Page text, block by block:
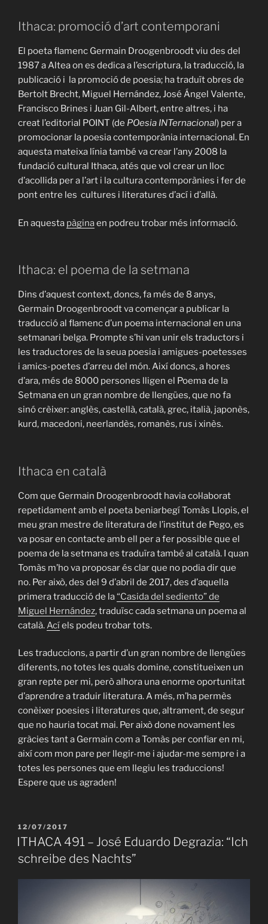
Ithaca: promoció d’art contemporani
El poeta flamenc Germain Droogenbroodt viu des del
1987 a Altea on es dedica a l’escriptura, la traducció, la
publicació i la promoció de poesia; ha traduït obres de
Bertolt Brecht, Miguel Hernández, José Ángel Valente,
Francisco Brines i Juan Gil-Albert, entre altres, i ha
creat l’editorial POINT (de POesia INTernacional) per a
promocionar la poesia contemporània internacional. En
aquesta mateixa línia també va crear l’any 2008 la
fundació cultural Ithaca, atés que vol crear un lloc
d’acollida per a l’art i la cultura contemporànies i fer de
pont entre les cultures i literatures d’ací i d’allà.
En aquesta pàginaen podreu trobar més informació.
Ithaca: el poema de la setmana
Dins d’aquest context, doncs, fa més de 8 anys,
Germain Droogenbroodt va començar a publicar la
traducció al flamenc d’un poema internacional en una
setmanari belga. Prompte s’hi van unir els traductors i
les traductores de la seua poesia i amigues-poetesses
i amics-poetes d’arreu del món. Així doncs, a hores
d’ara, més de 8000 persones lligen el Poema de la
Setmana en un gran nombre de llengües, que no fa
sinó crèixer: anglès, castellà, català, grec, italià, japonès,
kurd, macedoni, neerlandès, romanès, rus i xinès.
Ithaca en català
Com que Germain Droogenbroodt havia col·laborat
repetidament amb el poeta beniarbegí Tomàs Llopis, el
meu gran mestre de literatura de l’institut de Pego, es
va posar en contacte amb ell per a fer possible que el
poema de la setmana es traduïra també al català. I quan
Tomàs m’ho va proposar és clar que no podia dir que
no. Per això, des del 9 d’abril de 2017, des d’aquella
primera traducció de la“Casida del sediento” de
Miguel Hernández, traduïsc cada setmana un poema al
català. Acíels podeu trobar tots.
Les traduccions, a partir d’un gran nombre de llengües
diferents, no totes les quals domine, constitueixen un
gran repte per mi, però alhora una enorme oportunitat
d’aprendre a traduir literatura. A més, m’ha permès
conèixer poesies i literatures que, altrament, de segur
que no hauria tocat mai. Per això done novament les
gràcies tant a Germain com a Tomàs per confiar en mi,
així com mon pare per llegir-me i ajudar-me sempre i a
totes les persones que em llegiu les traduccions!
Espere que us agraden!
PUBLICAT
A
12/07/2017
ITHACA 491 – José Eduardo Degrazia: “Ich
schreibe des Nachts”